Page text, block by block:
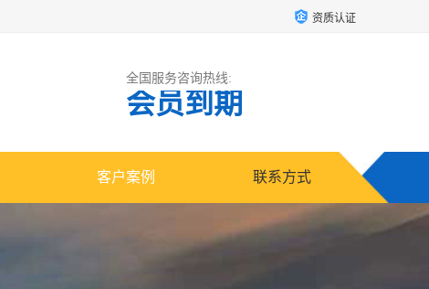
资质认证
全国服务咨询热线:
会员到期
客户案例 联系方式